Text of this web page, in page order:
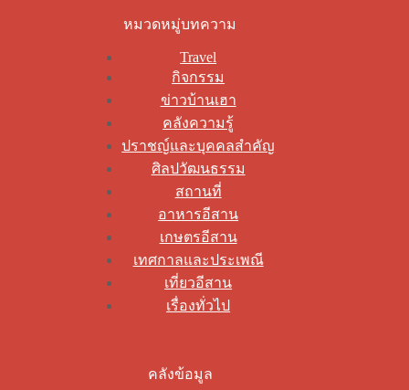
หมวดหมู่บทความ
Travel
กิจกรรม
ข่าวบ้านเฮา
คลังความรู้
ปราชญ์และบุคคลสำคัญ
ศิลปวัฒนธรรม
สถานที่
อาหารอีสาน
เกษตรอีสาน
เทศกาลและประเพณี
เที่ยวอีสาน
เรื่องทั่วไป
คลังข้อมูล